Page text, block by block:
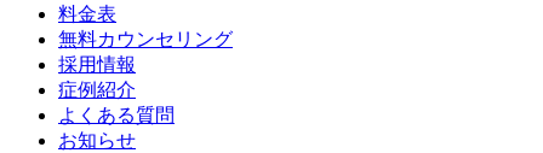
料金表
無料カウンセリング
採用情報
症例紹介
よくある質問
お知らせ